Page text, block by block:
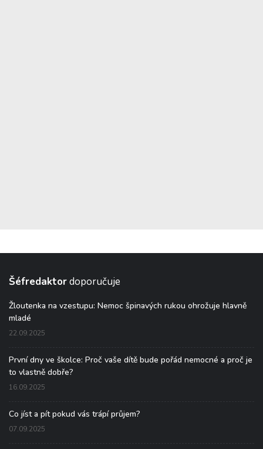
Šéfredaktordoporučuje
Žloutenka na vzestupu: Nemoc špinavých rukou ohrožuje hlavně
mladé
22.09.2025
První dny ve školce: Proč vaše dítě bude pořád nemocné a proč je
to vlastně dobře?
16.09.2025
Co jíst a pít pokud vás trápí průjem?
07.09.2025